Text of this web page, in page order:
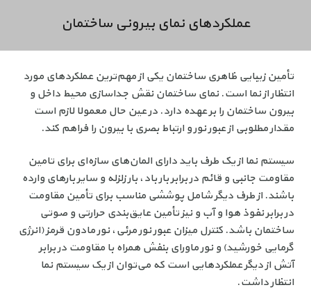
عملکردهای نمای بیرونی ساختمان
تأمین زیبایی ظاهری ساختمان یکی از مهم‌ترین عملکردهای مورد
انتظار از نما است. نمای ساختمان نقش جداسازی محیط داخل و
بیرون ساختمان را بر عهده دارد. در عین حال معمولا لازم است
مقدار مطلوبی از عبور نور و ارتباط بصری با بیرون را فراهم کند.
سیستم‌ نما از یک طرف باید دارای المان‌های سازه‌ای برای تامین
مقاومت جانبی و قائم در برابر بار باد، بار زلزله و سایر بارهای وارده
باشند. از طرف دیگر شامل پوششی مناسب برای تأمین مقاومت
در برابر نفوذ هوا و آب و نیز تأمین عایق‌بندی حرارتی و صوتی
ساختمان باشد. کنترل میزان عبور نور مرئی، نور مادون قرمز (انرژی
گرمایی خورشید) و نور ماورای بنفش همراه با مقاومت در برابر
آتش از دیگر عملکردهایی است که می‌توان از یک سیستم نما
انتظار داشت.